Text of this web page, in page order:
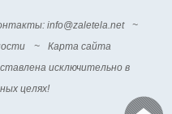
: info@zaletela.net
~
~
Карта сайта
исключительно в
целях!